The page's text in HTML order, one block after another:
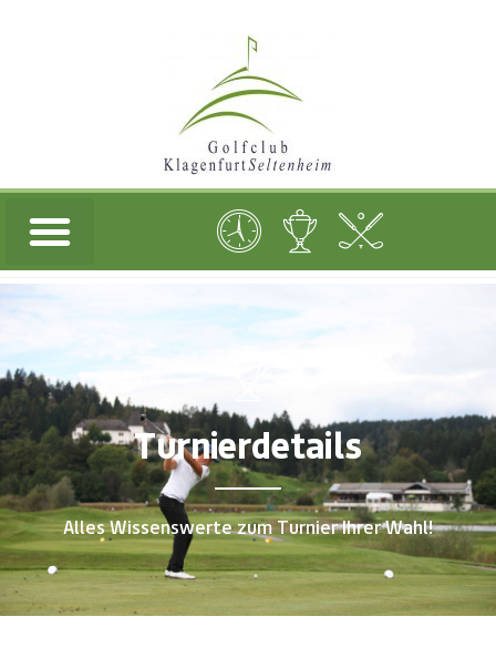
Turnierdetails
Alles Wissenswerte zum Turnier Ihrer Wahl!